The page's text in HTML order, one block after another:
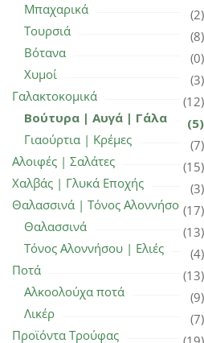
Μπαχαρικά
(2)
Τουρσιά
(8)
Βότανα
(0)
Χυμοί
(3)
Γαλακτοκομικά
(12)
Βούτυρα | Αυγά | Γάλα
(5)
Γιαούρτια | Κρέμες
(7)
Αλοιφές | Σαλάτες
(15)
Χαλβάς | Γλυκά Εποχής
(3)
Θαλασσινά | Τόνος Αλοννήσου(17)
Θαλασσινά
(13)
Τόνος Αλοννήσου | Ελιές
(4)
Ποτά
(13)
Αλκοολούχα ποτά
(9)
Λικέρ
(7)
Προϊόντα Τρούφας